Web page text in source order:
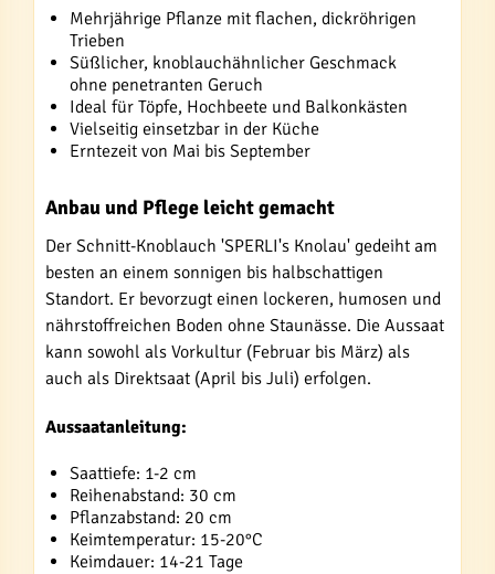
Mehrjährige Pflanze mit flachen, dickröhrigen
Trieben
Süßlicher, knoblauchähnlicher Geschmack
ohne penetranten Geruch
Ideal für Töpfe, Hochbeete und Balkonkästen
Vielseitig einsetzbar in der Küche
Erntezeit von Mai bis September
Anbau und Pflege leicht gemacht
Der Schnitt-Knoblauch 'SPERLI's Knolau' gedeiht am
besten an einem sonnigen bis halbschattigen
Standort. Er bevorzugt einen lockeren, humosen und
nährstoffreichen Boden ohne Staunässe. Die Aussaat
kann sowohl als Vorkultur (Februar bis März) als
auch als Direktsaat (April bis Juli) erfolgen.
Aussaatanleitung:
Saattiefe: 1-2 cm
Reihenabstand: 30 cm
Pflanzabstand: 20 cm
Keimtemperatur: 15-20°C
Keimdauer: 14-21 Tage